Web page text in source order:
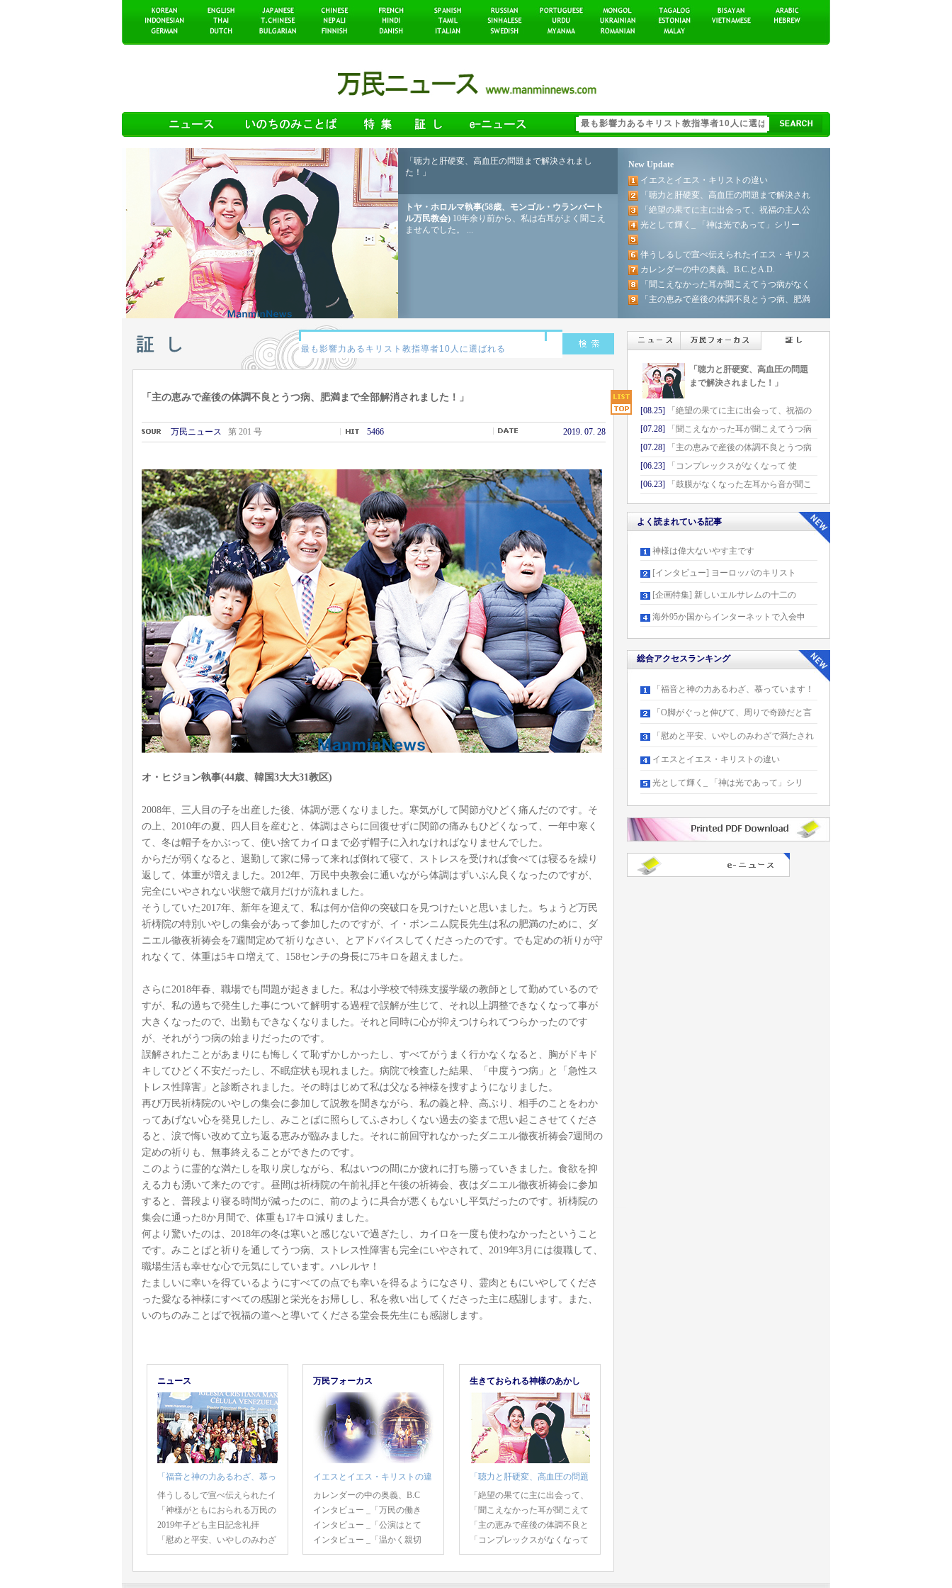
「聴力と肝硬変、高血圧の問題まで解決されまし
た！」
New Update
イエスとイエス・キリストの違い
「聴力と肝硬変、高血圧の問題まで解決され
「絶望の果てに主に出会って、祝福の主人公
光として輝く_ 「神は光であって」シリー
伴うしるしで宣べ伝えられたイエス・キリス
カレンダーの中の奥義、B.C.とA.D.
「聞こえなかった耳が聞こえてうつ病がなく
「主の恵みで産後の体調不良とうつ病、肥満
トヤ・ホロルマ執事(58歳、モンゴル・ウランバート
ル万民教会) 10年余り前から、私は右耳がよく聞こえ
ませんでした。 ...
「主の恵みで産後の体調不良とうつ病、肥満まで全部解消されました！」
万民ニュース 第 201 号 5466 2019. 07. 28
オ・ヒジョン執事(44歳、韓国3大大31教区)
2008年、三人目の子を出産した後、体調が悪くなりました。寒気がして関節がひどく痛んだのです。そ
の上、2010年の夏、四人目を産むと、体調はさらに回復せずに関節の痛みもひどくなって、一年中寒く
て、冬は帽子をかぶって、使い捨てカイロまで必ず帽子に入れなければなりませんでした。
からだが弱くなると、退勤して家に帰って来れば倒れて寝て、ストレスを受ければ食べては寝るを繰り
返して、体重が増えました。2012年、万民中央教会に通いながら体調はずいぶん良くなったのですが、
完全にいやされない状態で歳月だけが流れました。
そうしていた2017年、新年を迎えて、私は何か信仰の突破口を見つけたいと思いました。ちょうど万民
祈梼院の特別いやしの集会があって参加したのですが、イ・ボンニム院長先生は私の肥満のために、ダ
ニエル徹夜祈祷会を7週間定めて祈りなさい、とアドバイスしてくださったのです。でも定めの祈りが守
れなくて、体重は5キロ増えて、158センチの身長に75キロを超えました。
さらに2018年春、職場でも問題が起きました。私は小学校で特殊支援学級の教師として勤めているので
すが、私の過ちで発生した事について解明する過程で誤解が生じて、それ以上調整できなくなって事が
大きくなったので、出勤もできなくなりました。それと同時に心が抑えつけられてつらかったのです
が、それがうつ病の始まりだったのです。
誤解されたことがあまりにも悔しくて恥ずかしかったし、すべてがうまく行かなくなると、胸がドキド
キしてひどく不安だったし、不眠症状も現れました。病院で検査した結果、「中度うつ病」と「急性ス
トレス性障害」と診断されました。その時はじめて私は父なる神様を捜すようになりました。
再び万民祈梼院のいやしの集会に参加して説教を聞きながら、私の義と枠、高ぶり、相手のことをわか
ってあげない心を発見したし、みことばに照らしてふさわしくない過去の姿まで思い起こさせてくださ
ると、涙で悔い改めて立ち返る恵みが臨みました。それに前回守れなかったダニエル徹夜祈祷会7週間の
定めの祈りも、無事終えることができたのです。
このように霊的な満たしを取り戻しながら、私はいつの間にか疲れに打ち勝っていきました。食欲を抑
える力も湧いて来たのです。昼間は祈梼院の午前礼拝と午後の祈祷会、夜はダニエル徹夜祈祷会に参加
すると、普段より寝る時間が減ったのに、前のように具合が悪くもないし平気だったのです。祈梼院の
集会に通った8か月間で、体重も17キロ減りました。
何より驚いたのは、2018年の冬は寒いと感じないで過ぎたし、カイロを一度も使わなかったということ
です。みことばと祈りを通してうつ病、ストレス性障害も完全にいやされて、2019年3月には復職して、
職場生活も幸せな心で元気にしています。ハレルヤ！
たましいに幸いを得ているようにすべての点でも幸いを得るようになさり、霊肉ともにいやしてくださ
った愛なる神様にすべての感謝と栄光をお帰しし、私を救い出してくださった主に感謝します。また、
いのちのみことばで祝福の道へと導いてくださる堂会長先生にも感謝します。
ニュース
「福音と神の力あるわざ、慕っ
伴うしるしで宣べ伝えられたイ
「神様がともにおられる万民の
2019年子ども主日記念礼拝
「慰めと平安、いやしのみわざ
万民フォーカス
イエスとイエス・キリストの違
カレンダーの中の奥義、B.C
インタビュー _「万民の働き
インタビュー _「公演はとて
インタビュー _「温かく親切
生きておられる神様のあかし
「聴力と肝硬変、高血圧の問題
「絶望の果てに主に出会って、
「聞こえなかった耳が聞こえて
「主の恵みで産後の体調不良と
「コンプレックスがなくなって
「聴力と肝硬変、高血圧の問題
まで解決されました！」
[08.25]
「絶望の果てに主に出会って、祝福の
[07.28]
「聞こえなかった耳が聞こえてうつ病
[07.28]
「主の恵みで産後の体調不良とうつ病
[06.23]
「コンプレックスがなくなって 使
[06.23]
「鼓膜がなくなった左耳から音が聞こ
よく読まれている記事
神様は偉大ないやす主です
[インタビュー] ヨーロッパのキリスト
[企画特集] 新しいエルサレムの十二の
海外95か国からインターネットで入会申
総合アクセスランキング
「福音と神の力あるわざ、慕っています！
「O脚がぐっと伸びて、周りで奇跡だと言
「慰めと平安、いやしのみわざで満たされ
イエスとイエス・キリストの違い
光として輝く_ 「神は光であって」シリ